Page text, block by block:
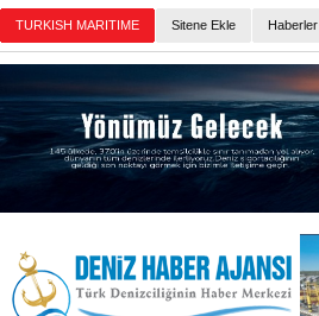
Sitene Ekle Haberler